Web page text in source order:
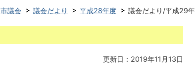
市議会 議会だより 平成28年度 議会だより/平成29
更新日：2019年11月13日